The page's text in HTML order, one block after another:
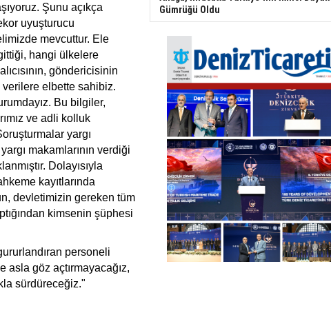
Şunu açıkça
uyuşturucu
mevcuttur. Ele
hangi ülkelere
göndericisinin
elbette sahibiz.
Bu bilgiler,
ve adli kolluk
yargı
makamlarının verdiği
Dolayısıyla
kayıtlarında
devletimizin gereken tüm
kimsenin şüphesi
personeli
göz açtırmayacağız,
sürdüreceğiz."
Gümrüğü Oldu